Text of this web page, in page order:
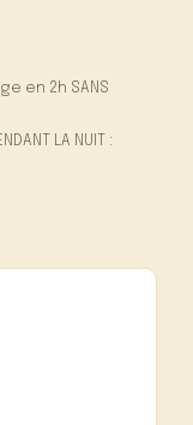
en 2h SANS
LA NUIT :